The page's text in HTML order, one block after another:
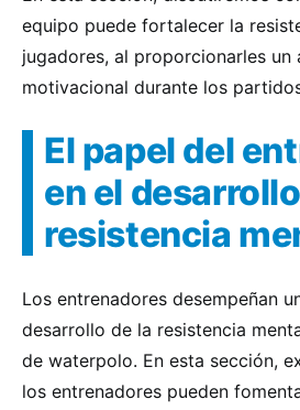
equipo puede fortalecer la
jugadores, al proporcionarles
motivacional durante los
El papel del
en el
resistencia
Los entrenadores desempeñan
desarrollo de la resistencia
de waterpolo. En esta sección,
los entrenadores pueden